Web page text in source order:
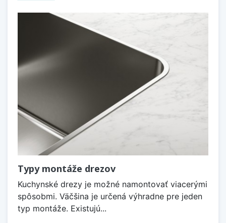
Typy montáže drezov
Kuchynské drezy je možné namontovať viacerými
spôsobmi. Väčšina je určená výhradne pre jeden
typ montáže. Existujú...